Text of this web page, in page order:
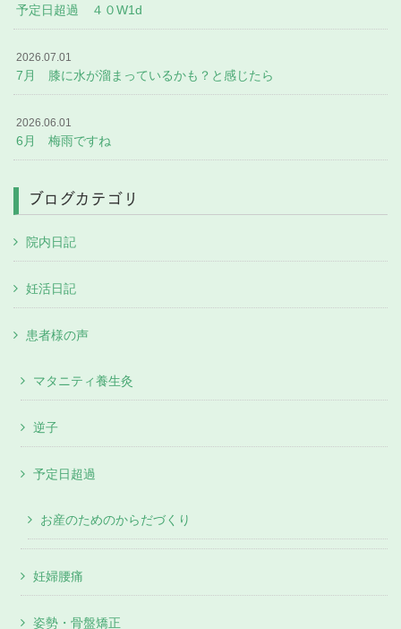
予定日超過 ４０W1d
2026.07.01
7月 膝に水が溜まっているかも？と感じたら
2026.06.01
6月 梅雨ですね
ブログカテゴリ
院内日記
妊活日記
患者様の声
マタニティ養生灸
逆子
予定日超過
お産のためのからだづくり
妊婦腰痛
姿勢・骨盤矯正